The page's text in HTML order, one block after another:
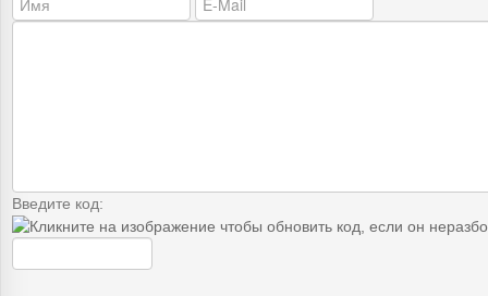
Введите код: